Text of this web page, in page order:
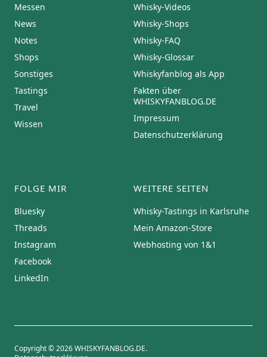
Messen
News
Notes
Shops
Sonstiges
Tastings
Travel
Wissen
Whisky-Videos
Whisky-Shops
Whisky-FAQ
Whisky-Glossar
Whiskyfanblog als App
Fakten über
WHISKYFANBLOG.DE
Impressum
Datenschutzerklärung
FOLGE MIR
Bluesky
Threads
Instagram
Facebook
LinkedIn
WEITERE SEITEN
Whisky-Tastings in Karlsruhe
Mein Amazon-Store
Webhosting von 1&1
Copyright © 2026 WHISKYFANBLOG.DE